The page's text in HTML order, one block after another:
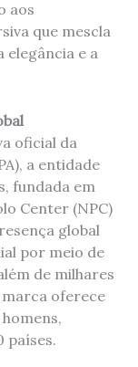
aos
que mescla
elegância e a
oficial da
a entidade
fundada em
Center (NPC)
global
por meio de
de milhares
oferece
países.